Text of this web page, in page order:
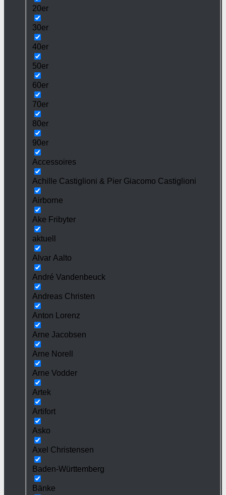
20er
30er
40er
50er
60er
70er
80er
90er
Accessoires
Achille Castiglioni & Pier Giacomo Castiglioni
Airborne
Ake Fribyter
aktuell
Alvar Aalto
André Vandenbeuck
Andreas Christen
Anton Lorenz
Arne Jacobsen
Arne Norell
Arne Vodder
Artek
Artifort
Asko
Axel Christensen
Baden-Württemberg
Bänke